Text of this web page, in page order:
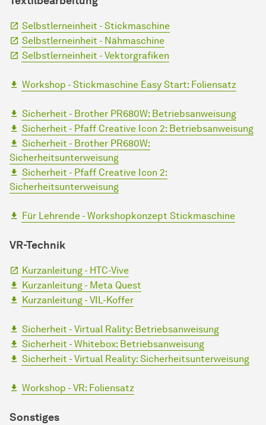
Selbstlerneinheit - Stickmaschine
Selbstlerneinheit - Nähmaschine
Selbstlerneinheit - Vektorgrafiken
Workshop - Stickmaschine Easy Start: Foliensatz
Sicherheit - Brother PR680W: Betriebsanweisung
Sicherheit - Pfaff Creative Icon 2: Betriebsanweisung
Sicherheit - Brother PR680W:
Sicherheitsunterweisung
Sicherheit - Pfaff Creative Icon 2:
Sicherheitsunterweisung
Für Lehrende - Workshopkonzept Stickmaschine
VR-Technik
Kurzanleitung - HTC-Vive
Kurzanleitung - Meta Quest
Kurzanleitung - VIL-Koffer
Sicherheit - Virtual Rality: Betriebsanweisung
Sicherheit - Whitebox: Betriebsanweisung
Sicherheit - Virtual Reality: Sicherheitsunterweisung
Workshop - VR: Foliensatz
Sonstiges